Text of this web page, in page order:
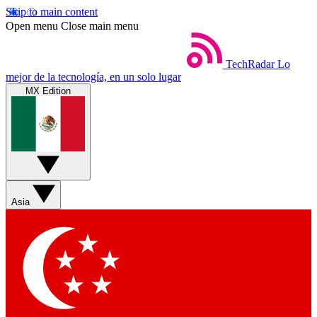
Skip to main content
Open menu Close main menu
TechRadar Lo
mejor de la tecnología, en un solo lugar
MX Edition
Asia